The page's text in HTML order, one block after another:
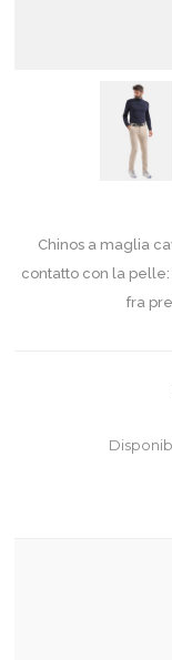
Chinos a maglia
contatto con la
fra